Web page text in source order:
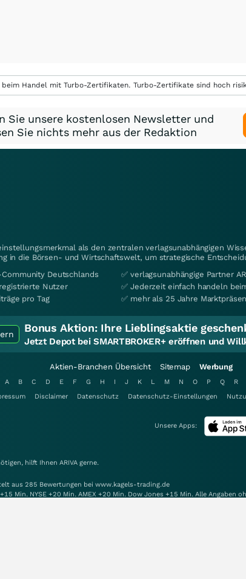
Handel mit Turbo-Zertifikaten. Turbo-Zertifikate sind hoch
Sie unsere kostenlosen Newsletter und
Sie nichts mehr aus der Redaktion
als den zentralen verlagsunabhängigen
in die Börsen- und Wirtschaftswelt, um strategische
Community Deutschlands
Nutzer
pro Tag
✅ verlagsunabhängige Partner
✅ Jederzeit einfach handeln
✅ mehr als 25 Jahre
Bonus Aktion: Ihre Lieblingsaktie
Jetzt Depot bei SMARTBROKER+ eröffnen und
Aktien-Branchen Übersicht Sitemap Werbung
A B C D E F G H I J K L M N O P Q R
Disclaimer Datenschutz Datenschutz-Einstellungen
Unsere Apps:
hilft Ihnen ARIVA gerne.
aus 285 Bewertungen bei www.kagels-trading.de
Min. NYSE +20 Min. AMEX +20 Min. Dow Jones +15 Min. Alle Angaben